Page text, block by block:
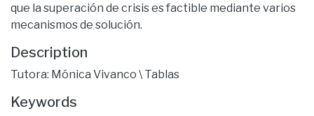
que la superación de crisis es factible mediante varios
mecanismos de solución.
Description
Tutora: Mónica Vivanco \ Tablas
Keywords